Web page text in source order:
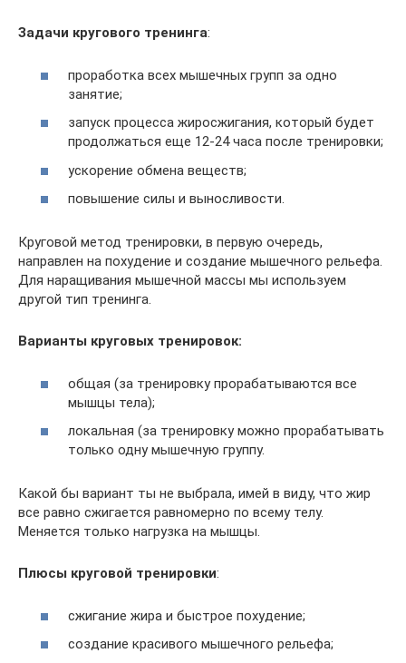
Задачи кругового тренинга:
проработка всех мышечных групп за одно
занятие;
запуск процесса жиросжигания, который будет
продолжаться еще 12-24 часа после тренировки;
ускорение обмена веществ;
повышение силы и выносливости.
Круговой метод тренировки, в первую очередь,
направлен на похудение и создание мышечного рельефа.
Для наращивания мышечной массы мы используем
другой тип тренинга.
Варианты круговых тренировок:
общая (за тренировку прорабатываются все
мышцы тела);
локальная (за тренировку можно прорабатывать
только одну мышечную группу.
Какой бы вариант ты не выбрала, имей в виду, что жир
все равно сжигается равномерно по всему телу.
Меняется только нагрузка на мышцы.
Плюсы круговой тренировки:
сжигание жира и быстрое похудение;
создание красивого мышечного рельефа;